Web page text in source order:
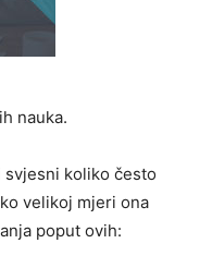
nauka.
svjesni koliko često
velikoj mjeri ona
poput ovih: